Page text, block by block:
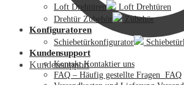
Kundensupport
Loft Drehtüren
Loft Drehtüren
Drehtür Zubehör
Zubehör
Konfiguratoren
Schiebetürkonfigurator
Kundensupport
KontaktKontaktier uns
FAQ – Häufig gestellte Fragen FAQ